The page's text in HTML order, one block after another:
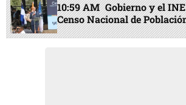
10:59 AM Gobierno y el
Censo Nacional de